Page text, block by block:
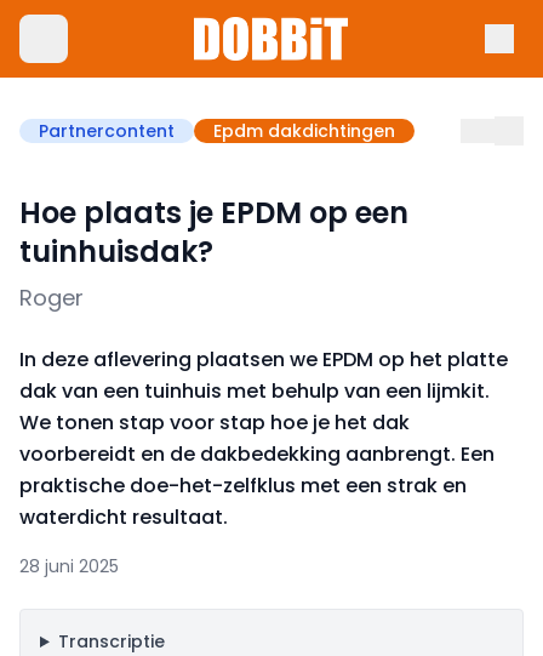
Partnercontent Epdm dakdichtingen
Hoe plaats je EPDM op een
tuinhuisdak?
Roger
In deze aflevering plaatsen we EPDM op het platte
dak van een tuinhuis met behulp van een lijmkit.
We tonen stap voor stap hoe je het dak
voorbereidt en de dakbedekking aanbrengt. Een
praktische doe-het-zelfklus met een strak en
waterdicht resultaat.
28 juni 2025
Transcriptie